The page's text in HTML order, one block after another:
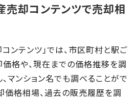
売却コンテンツで売却相
ンテンツ」では、市区町村と駅ご
価格や、現在までの価格推移を調
マンション名でも調べることがで
価格相場、過去の販売履歴を調